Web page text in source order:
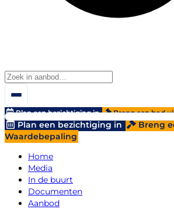
Plan een bezichtiging in Breng een bod
Plan een bezichtiging in
Breng
Waardebepaling
Home
Media
In de buurt
Documenten
Aanbod